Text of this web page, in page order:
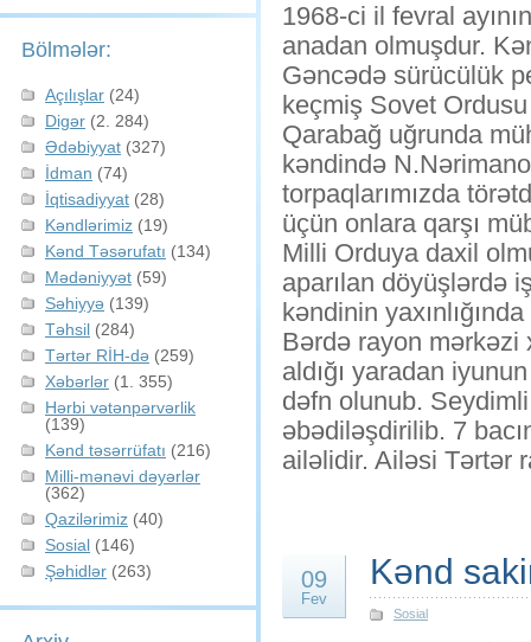
Bölmələr:
Açılışlar (24)
Digər (2. 284)
Ədəbiyyat (327)
İdman (74)
İqtisadiyyat (28)
Kəndlərimiz (19)
Kənd Təsərufatı (134)
Mədəniyyət (59)
Səhiyyə (139)
Təhsil (284)
Tərtər RİH-də (259)
Xəbərlər (1. 355)
Hərbi vətənpərvərlik
(139)
Kənd təsərrüfatı (216)
Milli-mənəvi dəyərlər
(362)
Qazilərimiz (40)
Sosial (146)
Şəhidlər (263)
1968-ci il fevral
anadan olmuşdur.
Gəncədə sürücülük
keçmiş Sovet
Qarabağ uğrunda
kəndində
torpaqlarımızda
üçün onlara qarşı
Milli Orduya daxil
aparılan döyüşlərdə
kəndinin
Bərdə rayon mərkəzi
aldığı yaradan
dəfn olunub.
əbədiləşdirilib. 7
ailəlidir. Ailəsi Tərtər
09
Fev
Kənd
Sosial